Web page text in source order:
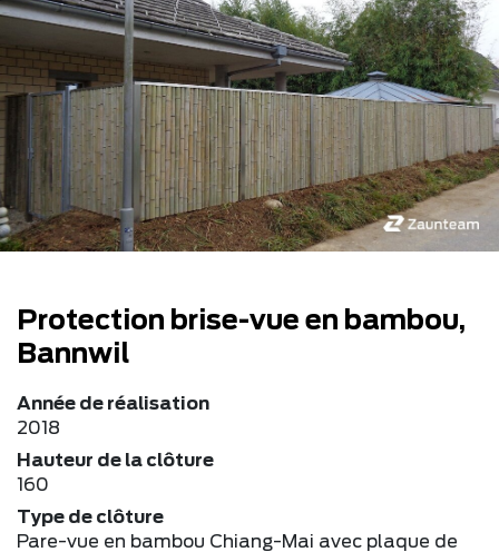
Protection brise-vue en bambou,
Bannwil
Année de réalisation
2018
Hauteur de la clôture
160
Type de clôture
Pare-vue en bambou Chiang-Mai avec plaque de